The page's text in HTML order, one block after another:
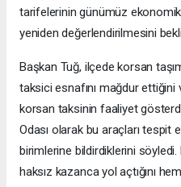
tarifelerinin günümüz
yeniden değerlendirilmesini
Başkan Tuğ, ilçede korsan
taksici esnafını mağdur ettiğini
korsan taksinin faaliyet
Odası olarak bu araçları tespit
birimlerine bildirdiklerini söyledi.
haksız kazanca yol açtığını